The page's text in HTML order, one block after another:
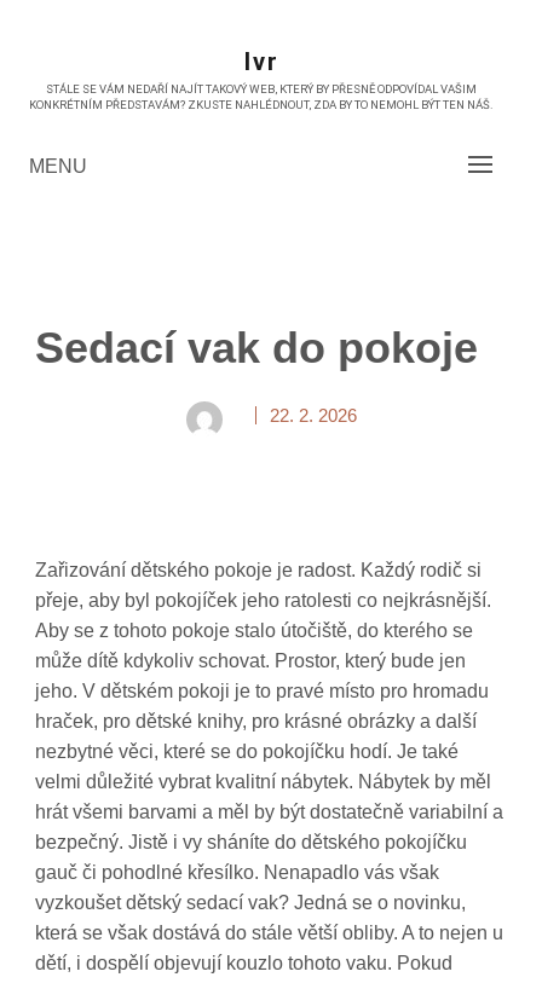
Ivr
STÁLE SE VÁM NEDAŘÍ NAJÍT TAKOVÝ WEB, KTERÝ BY PŘESNĚ ODPOVÍDAL VAŠIM
KONKRÉTNÍM PŘEDSTAVÁM? ZKUSTE NAHLÉDNOUT, ZDA BY TO NEMOHL BÝT TEN NÁŠ.
MENU
Sedací vak do pokoje
22. 2. 2026
Zařizování dětského pokoje je radost. Každý rodič si
přeje, aby byl pokojíček jeho ratolesti co nejkrásnější.
Aby se z tohoto pokoje stalo útočiště, do kterého se
může dítě kdykoliv schovat. Prostor, který bude jen
jeho. V dětském pokoji je to pravé místo pro hromadu
hraček, pro dětské knihy, pro krásné obrázky a další
nezbytné věci, které se do pokojíčku hodí. Je také
velmi důležité vybrat kvalitní nábytek. Nábytek by měl
hrát všemi barvami a měl by být dostatečně variabilní a
bezpečný. Jistě i vy sháníte do dětského pokojíčku
gauč či pohodlné křesílko. Nenapadlo vás však
vyzkoušetdětský sedací vak? Jedná se o novinku,
která se však dostává do stále větší obliby. A to nejen u
dětí, i dospělí objevují kouzlo tohoto vaku. Pokud